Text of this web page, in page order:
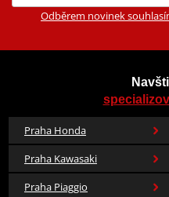
Odběrem novinek
Praha Honda
Praha Kawasaki
Praha Piaggio